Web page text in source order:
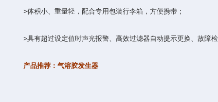
>体积小、重量轻，配合专用包装行李箱，方便携带；
>具有超过设定值时声光报警、高效过滤器自动提示更换、故障
产品推荐：气溶胶发生器